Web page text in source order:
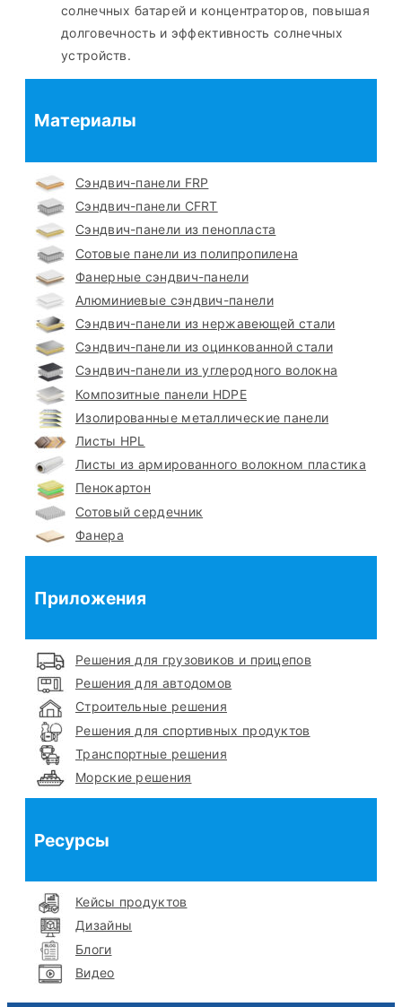
солнечных батарей и концентраторов, повышая
долговечность и эффективность солнечных
устройств.
Материалы
Сэндвич-панели FRP
Сэндвич-панели CFRT
Сэндвич-панели из пенопласта
Сотовые панели из полипропилена
Фанерные сэндвич-панели
Алюминиевые сэндвич-панели
Сэндвич-панели из нержавеющей стали
Сэндвич-панели из оцинкованной стали
Сэндвич-панели из углеродного волокна
Композитные панели HDPE
Изолированные металлические панели
Листы HPL
Листы из армированного волокном пластика
Пенокартон
Сотовый сердечник
Фанера
Приложения
Решения для грузовиков и прицепов
Решения для автодомов
Строительные решения
Решения для спортивных продуктов
Транспортные решения
Морские решения
Ресурсы
Кейсы продуктов
Дизайны
Блоги
Видео